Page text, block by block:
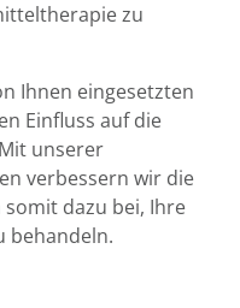
zu
Ihnen eingesetzten
Einfluss auf die
unserer
verbessern wir die
dazu bei, Ihre
behandeln.